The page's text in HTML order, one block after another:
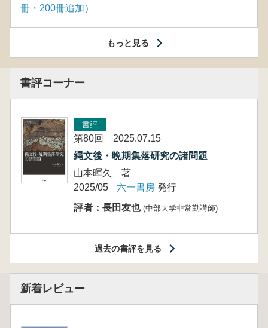
冊・200冊追加）
もっと見る
書評コーナー
書評
第80回 2025.07.15
縄文後・晩期集落研究の諸問題
山本暉久 著
2025/05
六一書房 発行
評者：長田友也 (中部大学非常勤講師)
過去の書評を見る
新着レビュー